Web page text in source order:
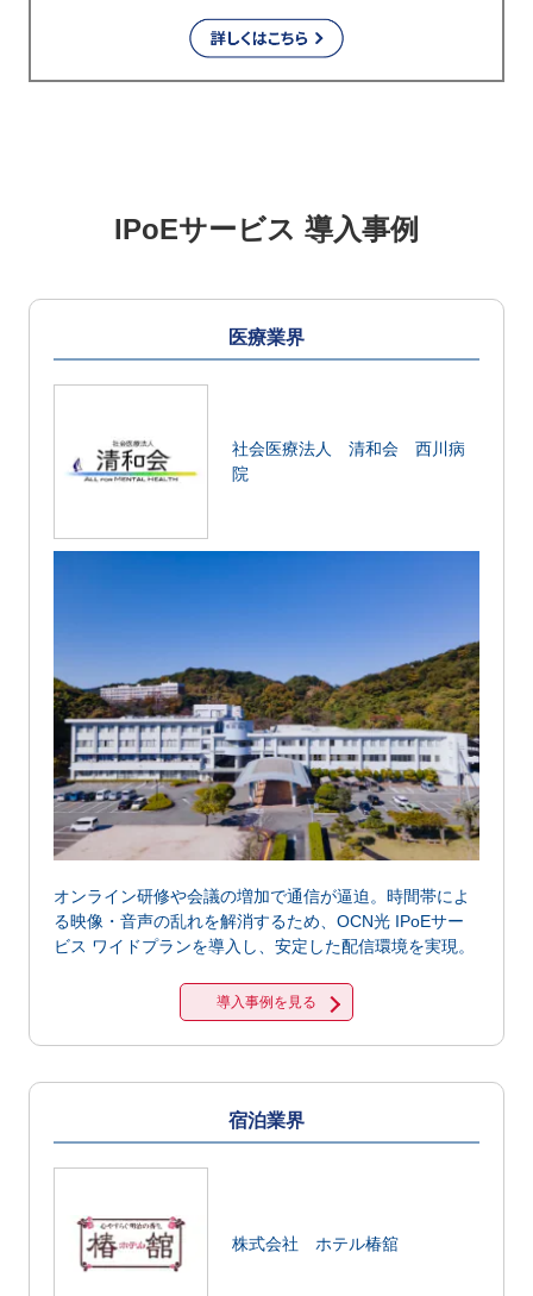
IPoEサービス 導入事例
医療業界
社会医療法人 清和会 西川病
院
オンライン研修や会議の増加で通信が逼迫。時間帯によ
る映像・音声の乱れを解消するため、OCN光 IPoEサー
ビス ワイドプランを導入し、安定した配信環境を実現。
導入事例を見る
宿泊業界
株式会社 ホテル椿舘